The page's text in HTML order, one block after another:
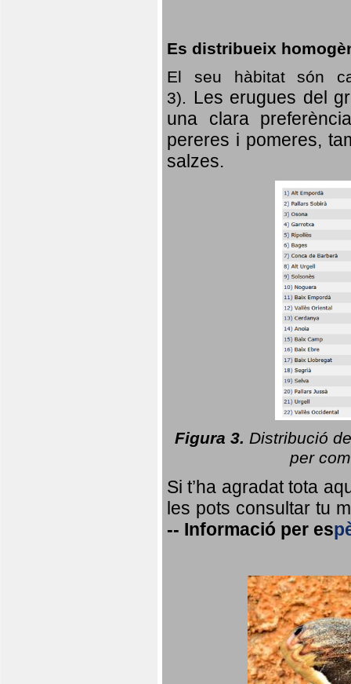
Es distribueix
El seu hàbitat són
3). Les erugues del
una clara
pereres i pomeres,
salzes.
Figura 3. Distribució
per
Si t’ha agradat tota
les pots consultar tu
-- Informació per es